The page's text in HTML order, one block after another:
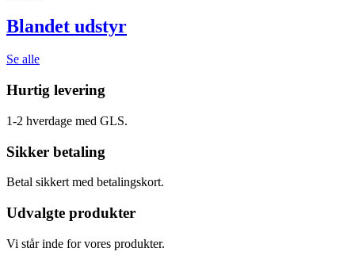
Blandet udstyr
Se alle
Hurtig levering
1-2 hverdage med GLS.
Sikker betaling
Betal sikkert med betalingskort.
Udvalgte produkter
Vi står inde for vores produkter.